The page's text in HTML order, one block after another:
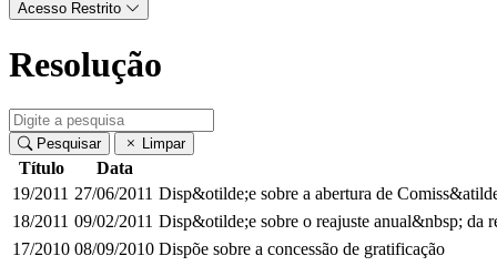
Acesso Restrito
Resolução
Pesquisar Limpar
Título Data
19/2011 27/06/2011 Disp&otilde;e sobre a abertura de
18/2011 09/02/2011 Disp&otilde;e sobre o reajuste anual&nbsp;
17/2010 08/09/2010 Dispõe sobre a concessão de gratificação